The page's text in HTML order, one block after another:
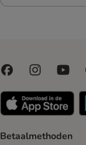
Betaalmethoden